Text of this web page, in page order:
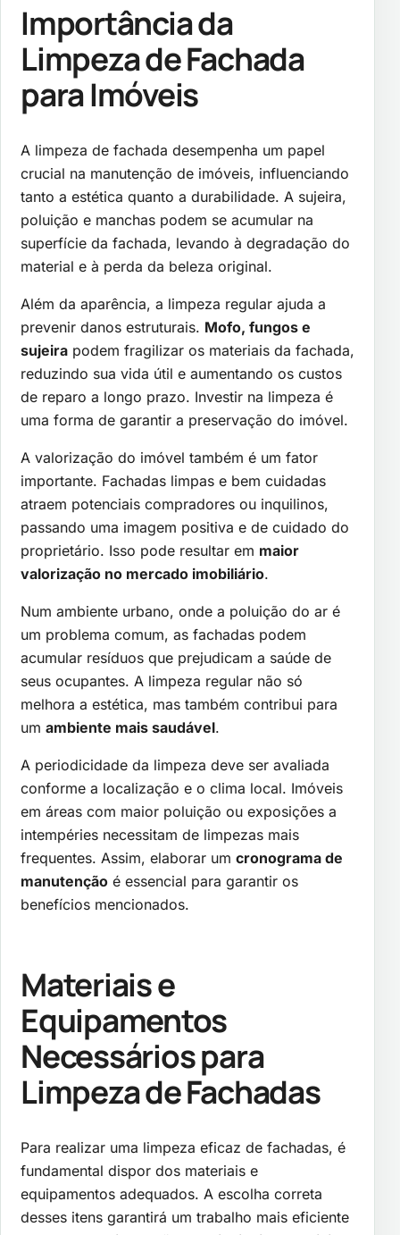
Importância da
Limpeza de Fachada
para Imóveis
A limpeza de fachada desempenha um papel
crucial na manutenção de imóveis, influenciando
tanto a estética quanto a durabilidade. A sujeira,
poluição e manchas podem se acumular na
superfície da fachada, levando à degradação do
material e à perda da beleza original.
Além da aparência, a limpeza regular ajuda a
prevenir danos estruturais. Mofo, fungos e
sujeira podem fragilizar os materiais da fachada,
reduzindo sua vida útil e aumentando os custos
de reparo a longo prazo. Investir na limpeza é
uma forma de garantir a preservação do imóvel.
A valorização do imóvel também é um fator
importante. Fachadas limpas e bem cuidadas
atraem potenciais compradores ou inquilinos,
passando uma imagem positiva e de cuidado do
proprietário. Isso pode resultar em maior
valorização no mercado imobiliário.
Num ambiente urbano, onde a poluição do ar é
um problema comum, as fachadas podem
acumular resíduos que prejudicam a saúde de
seus ocupantes. A limpeza regular não só
melhora a estética, mas também contribui para
um ambiente mais saudável.
A periodicidade da limpeza deve ser avaliada
conforme a localização e o clima local. Imóveis
em áreas com maior poluição ou exposições a
intempéries necessitam de limpezas mais
frequentes. Assim, elaborar um cronograma de
manutenção é essencial para garantir os
benefícios mencionados.
Materiais e
Equipamentos
Necessários para
Limpeza de Fachadas
Para realizar uma limpeza eficaz de fachadas, é
fundamental dispor dos materiais e
equipamentos adequados. A escolha correta
desses itens garantirá um trabalho mais eficiente